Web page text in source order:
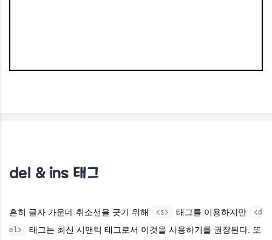
del & ins 태그
흔히 글자 가운데 취소선을 긋기 위해 <s> 태그를 이용하지만 <d
el>
태그는 최신 시맨틱 태그로서 이것을 사용하기를 권장된다. 또